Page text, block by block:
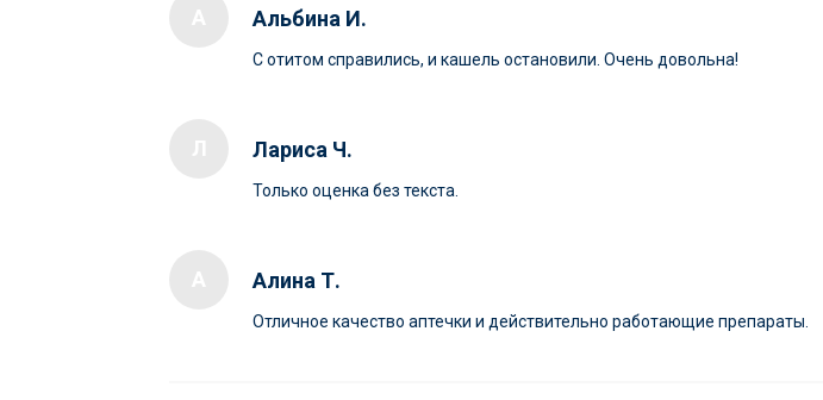
Альбина И.
С отитом справились, и кашель остановили. Очень довольна!
Лариса Ч.
Только оценка без текста.
Алина Т.
Отличное качество аптечки и действительно работающие препараты.